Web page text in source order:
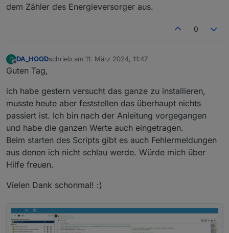
dem Zähler des Energieversorger aus.
0
D
Offline
DA_HOODschrieb am 11. März 2024, 11:47
zuletzt editiert von
Guten Tag,
ich habe gestern versucht das ganze zu installieren,
musste heute aber feststellen das überhaupt nichts
passiert ist. Ich bin nach der Anleitung vorgegangen
und habe die ganzen Werte auch eingetragen.
Beim starten des Scripts gibt es auch Fehlermeldungen
aus denen ich nicht schlau werde. Würde mich über
Hilfe freuen.
Vielen Dank schonmal! :)